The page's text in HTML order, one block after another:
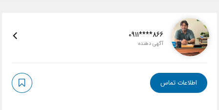
0911****866
آگهی دهنده
اطلاعات تماس